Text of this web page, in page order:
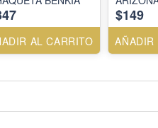
AL CARRITO
$149
AÑADIR